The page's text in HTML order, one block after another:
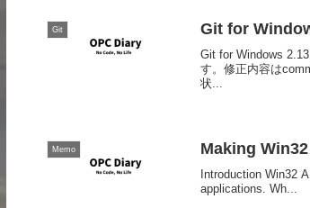
Git Git for
Git for Windows
す。修正内容は
状...
Memo Making
Introduction Win32
applications. Wh...